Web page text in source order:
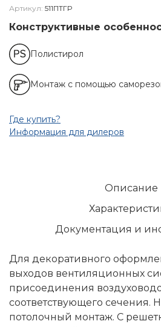
Артикул: 511ПТГР
Конструктивные
Полистирол
Монтаж с помощью
Где купить?
Информация для дилеров
Описание
Документация и
Для декоративного
выходов вентиляционных
присоединения
соответствующего сечения.
потолочный монтаж. С